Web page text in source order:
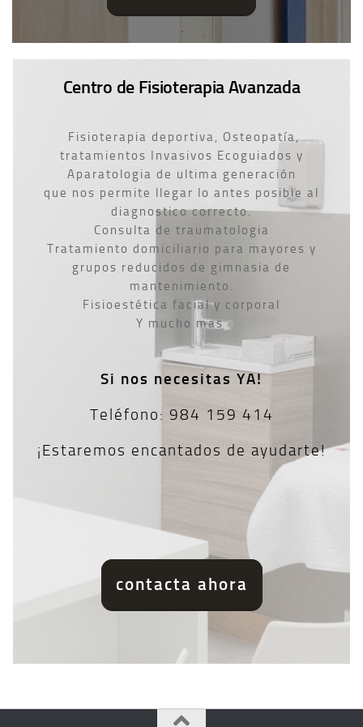
Centro de Fisioterapia Avanzada
Fisioterapia deportiva, Osteopatía,
tratamientos Invasivos Ecoguiados y
Aparatologia de ultima generación
que nos permite llegar lo antes posible al
diagnostico correcto.
Consulta de traumatologia
Tratamiento domiciliario para mayores y
grupos reducidos de gimnasia de
mantenimiento.
Fisioestética facial y corporal
Y mucho mas
Si nos necesitas YA!
Teléfono: 984 159 414
¡Estaremos encantados de ayudarte!
contacta ahora